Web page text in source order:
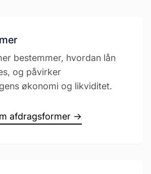
bestemmer, hvordan lån
og påvirker
økonomi og likviditet.
afdragsformer →